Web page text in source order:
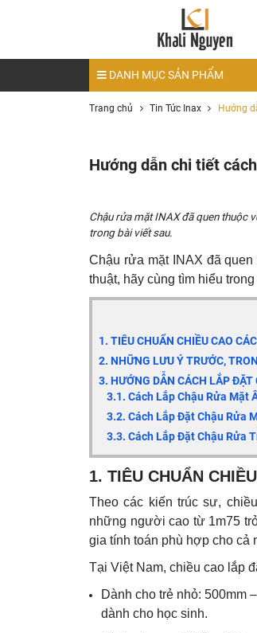
DANH MỤC SẢN PHẨM
Trang chủ Tin Tức Inax Hướng
Hướng dẫn chi tiết
Chậu rửa mặt INAX đã quen thuộc
trong bài viết sau.
Chậu rửa mặt INAX đã
thuật, hãy cùng tìm hiểu
1. TIÊU CHUẨN CHIỀU CAO
2. NHỮNG LƯU Ý TRƯỚC,
3. HƯỚNG DẪN CÁCH LẮP ĐẶT
3.1. Cách Lắp Chậu Rửa Mặt
3.2. Cách Lắp Đặt Chậu Rửa
3.3. Cách Lắp Đặt Chậu Rửa
1. TIÊU CHUẨN
Theo các kiến trúc sư,
những người cao từ 1m75
gia tính toán phù hợp cho cả
Tại Việt Nam, chiều cao lắp
Dành cho trẻ nhỏ: 500mm
dành cho học sinh.